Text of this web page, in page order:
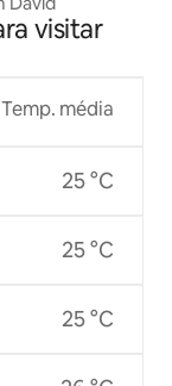
visitar
Temp. média
25 °C
25 °C
25 °C